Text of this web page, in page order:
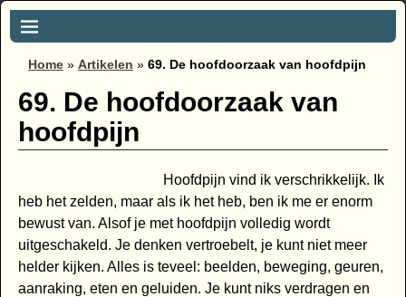
Home » Artikelen » 69. De hoofdoorzaak van hoofdpijn
69. De hoofdoorzaak van
hoofdpijn
Hoofdpijn vind ik verschrikkelijk. Ik
heb het zelden, maar als ik het heb, ben ik me er enorm
bewust van. Alsof je met hoofdpijn volledig wordt
uitgeschakeld. Je denken vertroebelt, je kunt niet meer
helder kijken. Alles is teveel: beelden, beweging, geuren,
aanraking, eten en geluiden. Je kunt niks verdragen en